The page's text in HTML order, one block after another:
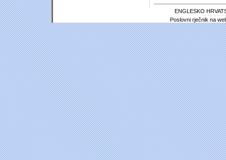
ENGLESKO
Poslovni rječnik na